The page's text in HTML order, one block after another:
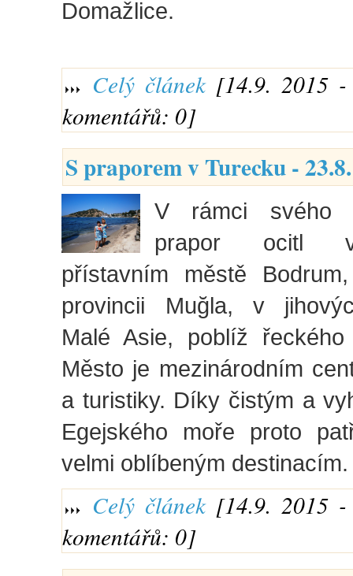
Domažlice.
Celý článek[14.9. 2015 -
komentářů: 0]
S praporem v Turecku -
V rámci svého
prapor ocitl
přístavním městě
provincii Muğla, v
Malé Asie, poblíž
Město je mezinárodním
a turistiky. Díky čistým a
Egejského moře proto
velmi oblíbeným destinacím.
Celý článek[14.9. 2015 -
komentářů: 0]